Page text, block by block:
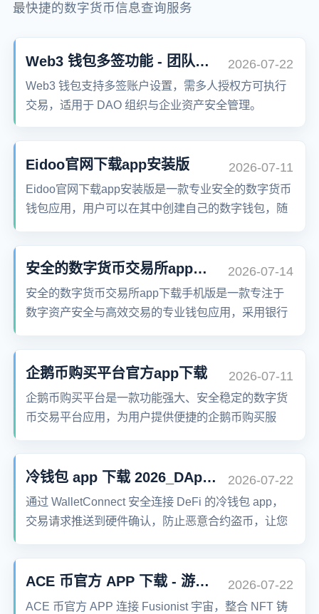
最快捷的数字货币信息查询服务
Web3 钱包多签功能 - 团队资产共管方案 2026-07-22
Web3 钱包支持多签账户设置，需多人授权方可执行
交易，适用于 DAO 组织与企业资产安全管理。
Eidoo官网下载app安装版 2026-07-11
Eidoo官网下载app安装版是一款专业安全的数字货币
钱包应用，用户可以在其中创建自己的数字钱包，随
心化热钱包和冷钱包、智能合约以及市场数据分析功
能，为用户提供安全、便捷的数字资产管理服务。
安全的数字货币交易所app下载手机版 2026-07-14
安全的数字货币交易所app下载手机版是一款专注于
数字资产安全与高效交易的专业钱包应用，采用银行
障用户资产安全。支持比特币、以太坊、莱特币等主
流币种实时交易，界面简洁流畅，交易费率行业最
低，是您值得信赖的数字资产管家。
企鹅币购买平台官方app下载 2026-07-11
企鹅币购买平台是一款功能强大、安全稳定的数字货
币交易平台应用，为用户提供便捷的企鹅币购买服
冷钱包 app 下载 2026_DApp 安全交互版 2026-07-22
通过 WalletConnect 安全连接 DeFi 的冷钱包 app，
交易请求推送到硬件确认，防止恶意合约盗币，让您
ACE 币官方 APP 下载 - 游戏生态入口 2026-07-22
ACE 币官方 APP 连接 Fusionist 宇宙，整合 NFT 铸